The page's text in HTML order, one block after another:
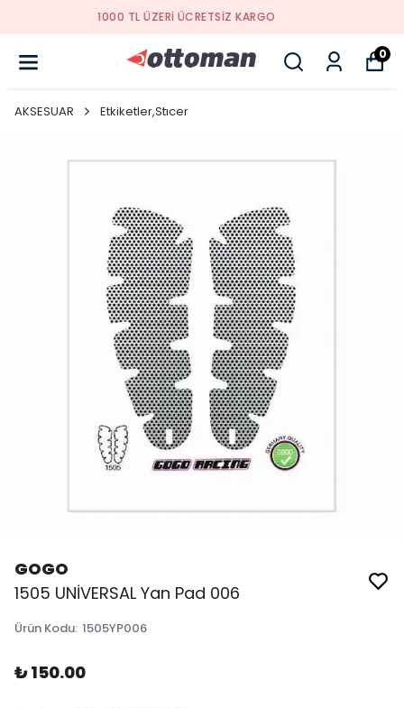
YENI SEZON ÜRÜNLER
0
AKSESUAR Etkiketler,Stıcer
GOGO
1505 UNİVERSAL Yan Pad 006
Ürün Kodu: 1505YP006
₺ 150.00